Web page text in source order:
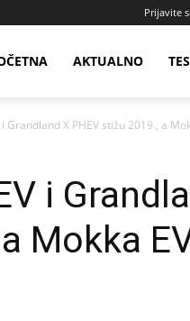
Prijavite
AKTUALNO
Grandland X PHEV stižu 2019., a
i
Mokka